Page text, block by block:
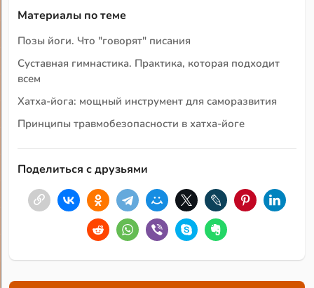
Материалы по теме
Позы йоги. Что "говорят" писания
Суставная гимнастика. Практика, которая подходит
всем
Хатха-йога: мощный инструмент для саморазвития
Принципы травмобезопасности в хатха-йоге
Поделиться с друзьями